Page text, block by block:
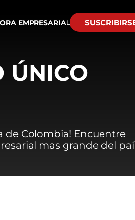
EMPRESARIAL
ÚNICO
de Colombia! Encuentre
mas grande del